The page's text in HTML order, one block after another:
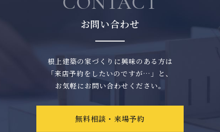
お問い合わせ
根上建築の家づくりに興味のある方は
「来店予約をしたいのですが…」と、
お気軽にお問い合わせください。
無料相談・来場予約